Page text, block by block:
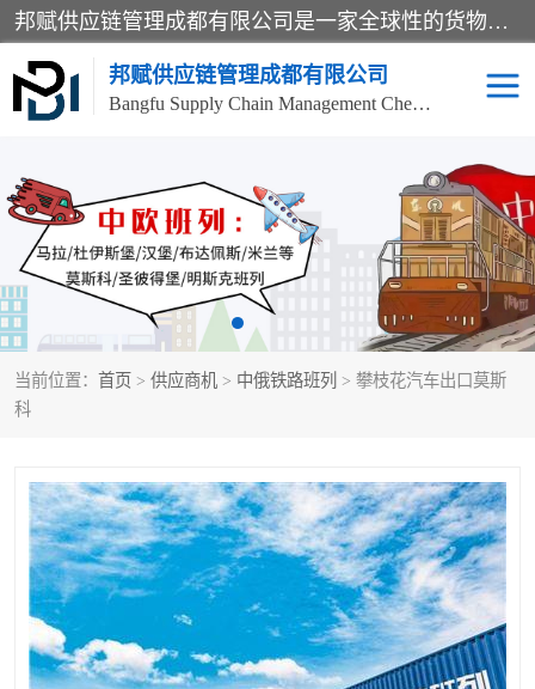
邦赋供应链管理成都有限公司是一家全球性的货物运输代理公司，主要从事：波兰中欧班列、德国中欧班列、出口莫斯科班列、中欧班列进口、蓉欧铁路、成都出口空运等业务，同时亦提供报关、报检、仓储、码头操作等服务。
邦赋供应链管理成都有限公司
Bangfu Supply Chain Management Chengdu Co.,LTD
当前位置： 首页 > 供应商机 > 中俄铁路班列 > 攀枝花汽车出口莫斯
科
进出口门到门 成都中欧班列
国际汽运 国际空运
食品进口物流清关 南美海运
化妆品进口清关物流 国际海运
中俄铁路班列 中欧班列进口红酒啤酒
蓉欧班列进口机械设备 马来西亚物流
东南亚铁路 铁路出口拼箱/整柜